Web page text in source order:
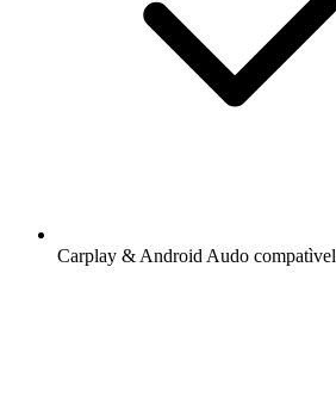
Carplay & Android Audo compatìvel